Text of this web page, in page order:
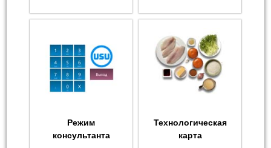
Режим
консультанта
Технологическая
карта